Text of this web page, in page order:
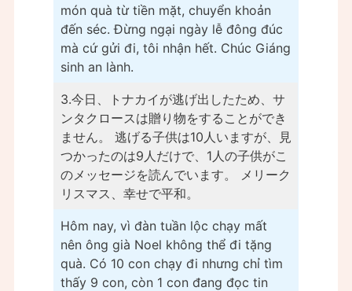
món quà từ tiền mặt, chuyển khoản
đến séc. Đừng ngại ngày lễ đông đúc
mà cứ gửi đi, tôi nhận hết. Chúc Giáng
sinh an lành.
3.今日、トナカイが逃げ出したため、サ
ンタクロースは贈り物をすることができ
ません。 逃げる子供は10人いますが、見
つかったのは9人だけで、1人の子供がこ
のメッセージを読んでいます。 メリーク
リスマス、幸せで平和。
Hôm nay, vì đàn tuần lộc chạy mất
nên ông già Noel không thể đi tặng
quà. Có 10 con chạy đi nhưng chỉ tìm
thấy 9 con, còn 1 con đang đọc tin